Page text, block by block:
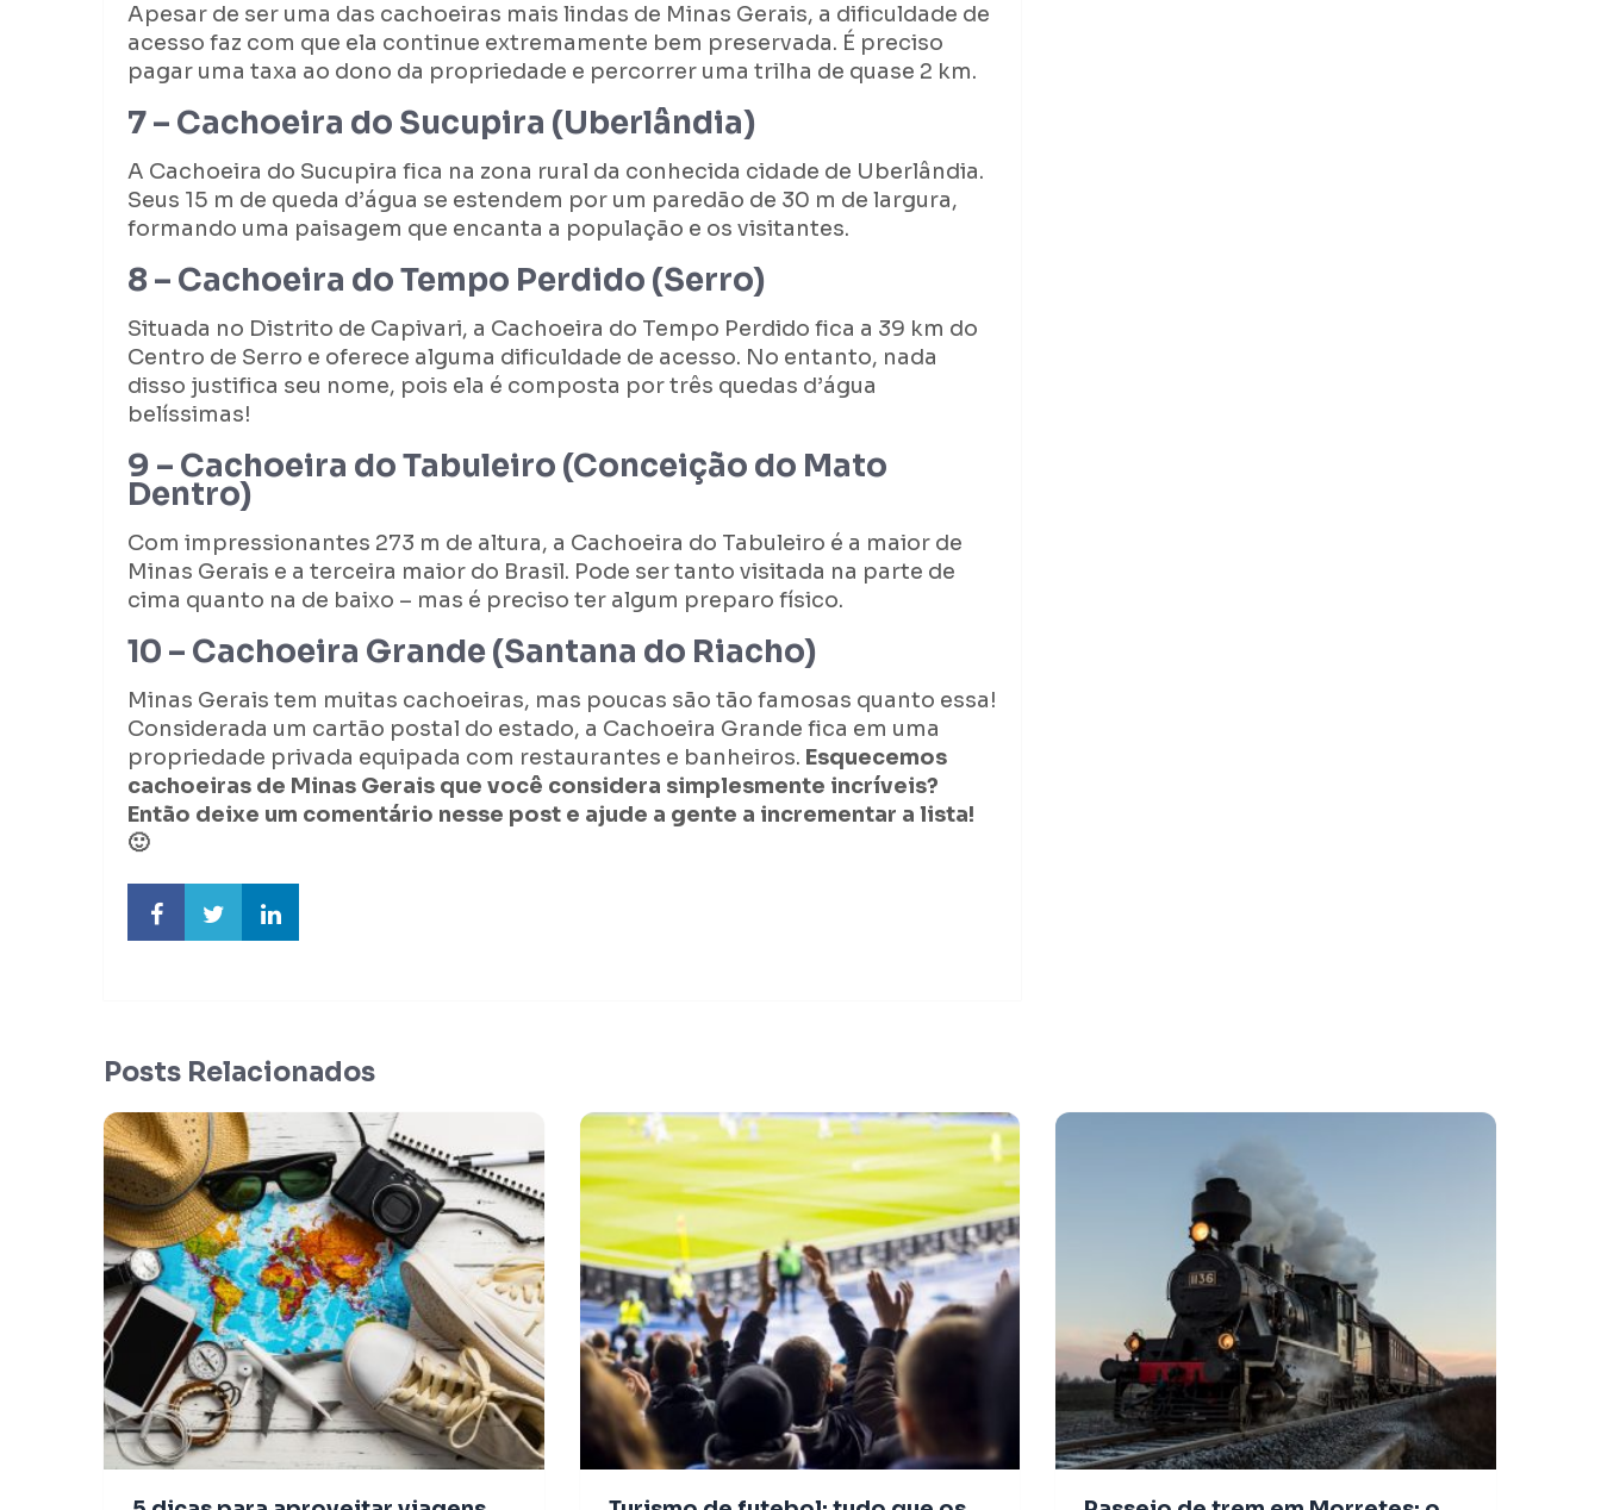
Apesar de ser uma das cachoeiras mais lindas de Minas Gerais, a dificuldade de
acesso faz com que ela continue extremamente bem preservada. É preciso
pagar uma taxa ao dono da propriedade e percorrer uma trilha de quase 2 km.
7 – Cachoeira do Sucupira (Uberlândia)
A Cachoeira do Sucupira fica na zona rural da conhecida cidade de Uberlândia.
Seus 15 m de queda d’água se estendem por um paredão de 30 m de largura,
formando uma paisagem que encanta a população e os visitantes.
8 – Cachoeira do Tempo Perdido (Serro)
Situada no Distrito de Capivari, a Cachoeira do Tempo Perdido fica a 39 km do
Centro de Serro e oferece alguma dificuldade de acesso. No entanto, nada
disso justifica seu nome, pois ela é composta por três quedas d’água
belíssimas!
9 – Cachoeira do Tabuleiro (Conceição do Mato
Dentro)
Com impressionantes 273 m de altura, a Cachoeira do Tabuleiro é a maior de
Minas Gerais e a terceira maior do Brasil. Pode ser tanto visitada na parte de
cima quanto na de baixo – mas é preciso ter algum preparo físico.
10 – Cachoeira Grande (Santana do Riacho)
Minas Gerais tem muitas cachoeiras, mas poucas são tão famosas quanto essa!
Considerada um cartão postal do estado, a Cachoeira Grande fica em uma
propriedade privada equipada com restaurantes e banheiros. Esquecemos
cachoeiras de Minas Gerais que você considera simplesmente incríveis?
Então deixe um comentário nesse post e ajude a gente a incrementar a lista!
🙂
Posts Relacionados